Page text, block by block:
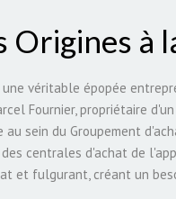
Origines à
véritable épopée
Fournier, propriétaire
au sein du Groupement
centrales d'achat de
et fulgurant, créant un